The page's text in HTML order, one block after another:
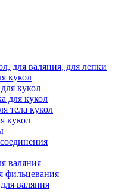
для валяния, для лепки
кукол
кукол
для кукол
тела кукол
кукол
валяния
фильцевания
валяния